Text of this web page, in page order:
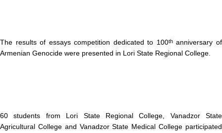
The results of essays competition dedicated to 100thanniversary of
Armenian Genocide were presented in Lori State Regional College.
60 students from Lori State Regional College, Vanadzor State
Agricultural College and Vanadzor State Medical College participated